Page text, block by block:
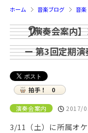
ホーム 音楽ブログ 音楽
【演奏会案内
ー 第3回定期演
拍手！ 0
演奏会案内 2017/
3/11（土）に所属オ